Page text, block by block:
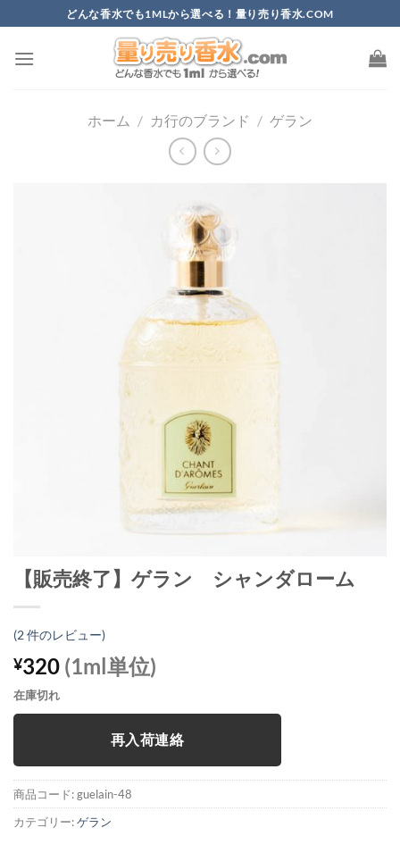
to
content
どんな香水でも1MLから選べる！量り売り香水.COM
ホーム / カ行のブランド / ゲラン
【販売終了】ゲラン シャンダローム
(2件のレビュー)
¥320 (1ml単位)
在庫切れ
再入荷連絡
商品コード:guelain-48
カテゴリー:ゲラン